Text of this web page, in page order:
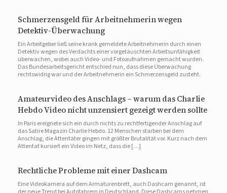
Schmerzensgeld für Arbeitnehmerin wegen
Detektiv-Überwachung
Ein Arbeitgeber ließ seine krank gemeldete Arbeitnehmerin durch einen
Detektiv wegen des Verdachts einer vorgetäuschten Arbeitsunfähigkeit
überwachen, wobei auch Video- und Fotoaufnahmen gemacht wurden.
Das Bundesarbeitsgericht entschied nun, dass diese Überwachung
rechtswidrig war und der Arbeitnehmerin ein Schmerzensgeld zusteht.
Amateurvideo des Anschlags – warum das Charlie
Hebdo Video nicht unzensiert gezeigt werden sollte
In Paris ereignete sich ein durch nichts zu rechtfertigender Anschlag auf
das Satire Magazin Charlie Hebdo. 12 Menschen starben bei dem
Anschlag, die Attentäter gingen mit größter Brutalität vor. Kurz nach dem
Attentat kursiert ein Video im Netz, dass die […]
Rechtliche Probleme mit einer Dashcam
Eine Videokamera auf dem Armaturenbrett, auch Dashcam genannt, ist